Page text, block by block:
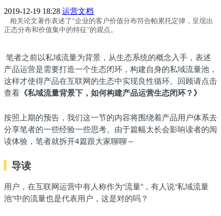
2019-12-19 18:28 运营文档
相关论文著作表述了“企业的客户价值分布符合帕累托定律，呈现出
正态分布和价值集中的特征”的观点。
笔者之前以私域流量为背景，从生态系统的概念入手，表述
产品运营是需要打造一个生态闭环，构建自身的私域流量池，
这样才使得产品在互联网的生态中实现良性循环。回顾请点击
查看 《私域流量背景下，如何构建产品运营生态闭环？》
按照上期的预告，我们这一节的内容将围绕着产品用户体系去
分享笔者的一些经验一些思考。由于篇幅太长会影响读者的阅
读体验，笔者就拆开4篇跟大家聊聊～
导读
用户，在互联网运营中有人称作为“流量”，有人说“私域流量
池”中的流量也是代表用户，这是对的吗？